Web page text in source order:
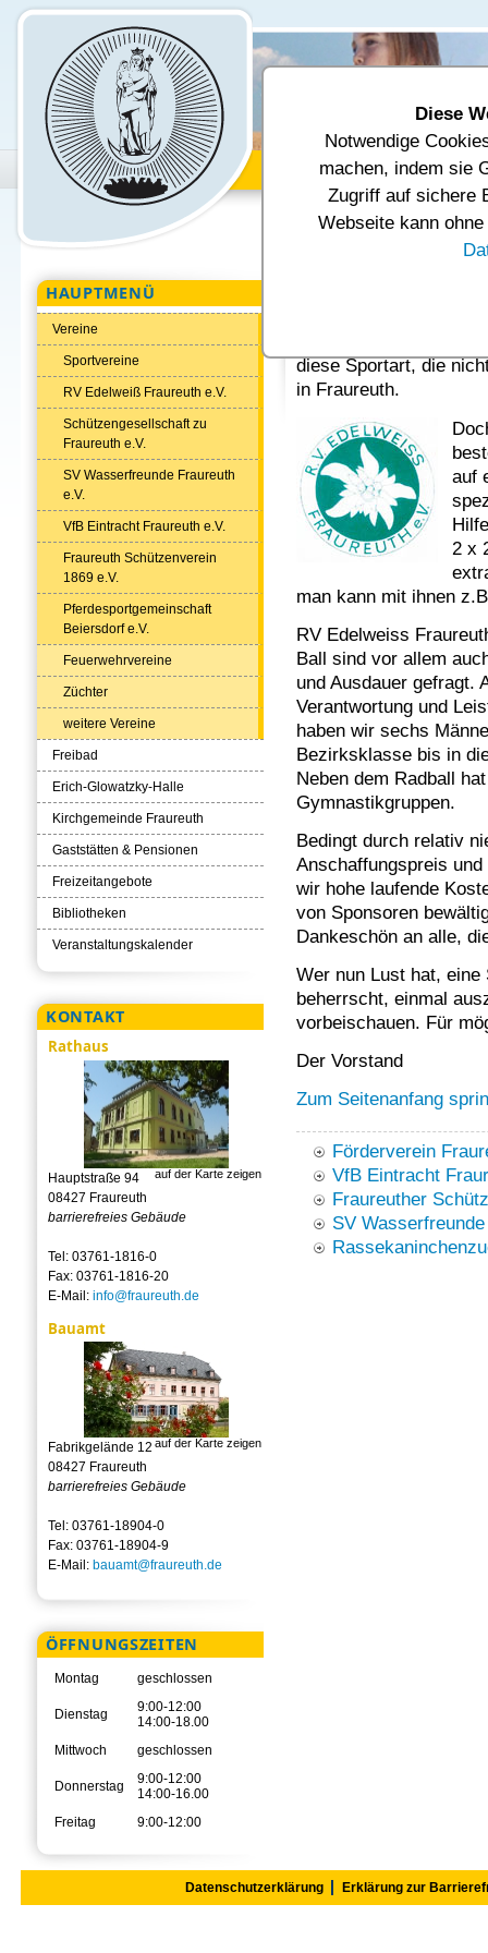
Diese
Notwendige
machen, indem sie
Zugriff auf sichere
Webseite kann
Unsere Gemeinde
Aktuelle Seite:
RV Edelweiß Fraureuth e.V.
diese Sportart, die
in Fraureuth.
auf
2 x
man kann mit ihnen
RV Edelweiss
Ball sind vor allem
und Ausdauer gefragt.
Verantwortung und
haben wir sechs
Bezirksklasse bis in
Neben dem Radball
Gymnastikgruppen.
Bedingt durch relativ
Anschaffungspreis
wir hohe laufende
von Sponsoren
Dankeschön an alle,
Wer nun Lust hat,
beherrscht, einmal
vorbeischauen. Für
Der Vorstand
Zum Seitenanfang
Förderverein
VfB Eintracht
Fraureuther
SV
HAUPTMENÜ
Vereine
Sportvereine
RV Edelweiß Fraureuth e.V.
Schützengesellschaft zu
Fraureuth e.V.
SV Wasserfreunde Fraureuth
e.V.
VfB Eintracht Fraureuth e.V.
Fraureuth Schützenverein
1869 e.V.
Pferdesportgemeinschaft
Beiersdorf e.V.
Feuerwehrvereine
Züchter
weitere Vereine
Freibad
Erich-Glowatzky-Halle
Kirchgemeinde Fraureuth
Gaststätten & Pensionen
Freizeitangebote
Bibliotheken
Veranstaltungskalender
KONTAKT
Rathaus
auf der Karte zeigen
Hauptstraße 94
08427 Fraureuth
barrierefreies Gebäude
Tel: 03761-1816-0
Fax: 03761-1816-20
E-Mail: info@fraureuth.de
Bauamt
auf der Karte zeigen
Fabrikgelände 12
08427 Fraureuth
barrierefreies Gebäude
Tel: 03761-18904-0
Fax: 03761-18904-9
E-Mail: bauamt@fraureuth.de
ÖFFNUNGSZEITEN
Montag geschlossen
Dienstag
9:00-12:00
14:00-18.00
Mittwoch
geschlossen
Donnerstag
9:00-12:00
14:00-16.00
Freitag
9:00-12:00
Datenschutzerklärung Erklärung zur